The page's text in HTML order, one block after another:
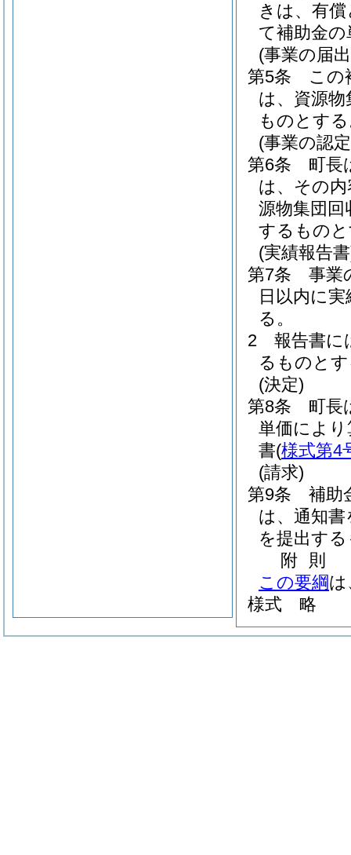
きは、有
て補助金
(事業の届
第5条
この
は、資源物
ものとす
(事業の認
第6条
町長
は、その
源物集団回
するもの
(実績報告
第7条
事業
日以内に
る。
2
報告書に
るものと
(決定)
第8条
町長
単価によ
書(様式第4
(請求)
第9条
補助
は、通知
を提出す
附 則
この要綱は
様式 略